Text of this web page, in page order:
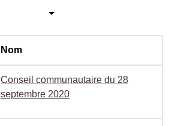
Nom
Conseil communautaire du 28
septembre 2020